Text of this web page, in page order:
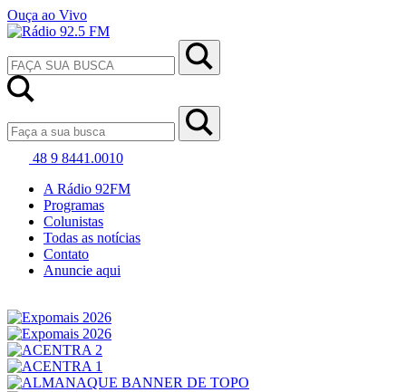
Ouça ao Vivo
48 9 8441.0010
A Rádio 92FM
Programas
Colunistas
Todas as notícias
Contato
Anuncie aqui